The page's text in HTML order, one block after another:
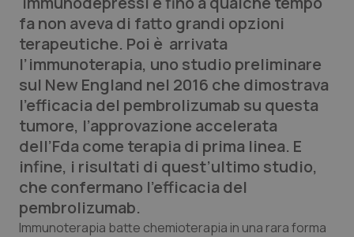
QS Pro
Professionisti Sanitari.AI
Abruzzo
Basilicata
Calabria
Campania
QS Pro Gold
Artrite & artrosi
Asma & BPCO
Car-T
QS Club Newsletter
fa non aveva di fatto grandi opzioni
terapeutiche. Poi è arrivata
l’immunoterapia, uno studio preliminare
sul New England nel 2016 che dimostrava
l’efficacia del pembrolizumab su questa
tumore, l’approvazione accelerata
dell’Fda come terapia di prima linea. E
infine, i risultati di quest’ultimo studio,
che confermano l’efficacia del
pembrolizumab.
Immunoterapia batte chemioterapia in una rara forma